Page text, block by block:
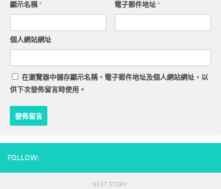
顯示名稱* 電子郵件地址*
個人網站網址
在瀏覽器中儲存顯示名稱、電子郵件地址及個人網站網址，以
供下次發佈留言時使用。
FOLLOW:
NEXT STORY